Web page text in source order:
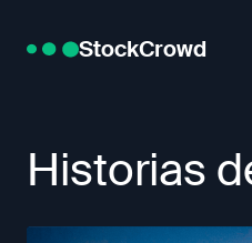
StockCrowd
Historias